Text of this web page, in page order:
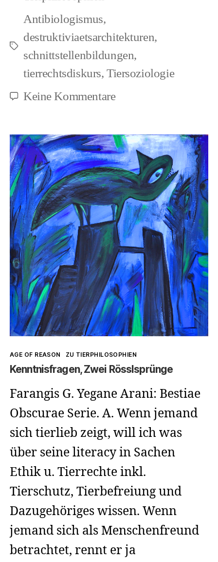
Schlagwörter
Antibiologismus,
destruktiviaetsarchitekturen,
schnittstellenbildungen,
tierrechtsdiskurs, Tiersoziologie
Keine Kommentarezu
versus
Ethologie
(1)
Kategorien
AGE OF REASON ZU TIERPHILOSOPHIEN
Kenntnisfragen, Zwei Rösslsprünge
Farangis G. Yegane Arani: Bestiae
Obscurae Serie. A. Wenn jemand
sich tierlieb zeigt, will ich was
über seine literacy in Sachen
Ethik u. Tierrechte inkl.
Tierschutz, Tierbefreiung und
Dazugehöriges wissen. Wenn
jemand sich als Menschenfreund
betrachtet, rennt er ja